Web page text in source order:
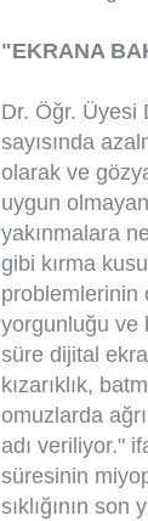
"EKRANA
Dr. Öğr. Üyesi
sayısında
olarak ve
uygun
yakınmalara
gibi kırma
problemlerinin
yorgunluğu ve
süre dijital
kızarıklık,
omuzlarda
adı veriliyor."
süresinin
sıklığının